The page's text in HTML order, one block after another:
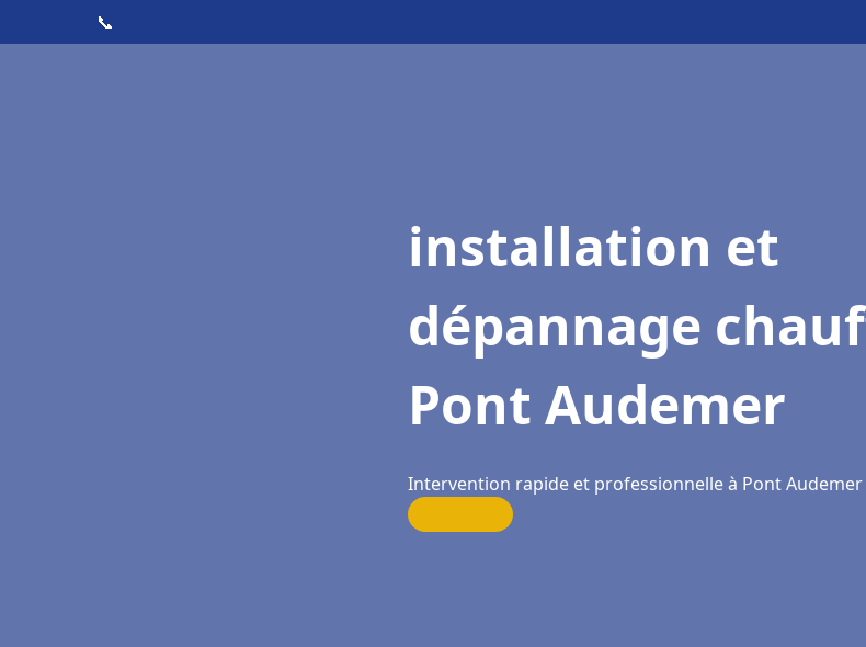
📞
installation et
dépannage
Pont Audemer
Intervention rapide et professionnelle à Pont Audemer